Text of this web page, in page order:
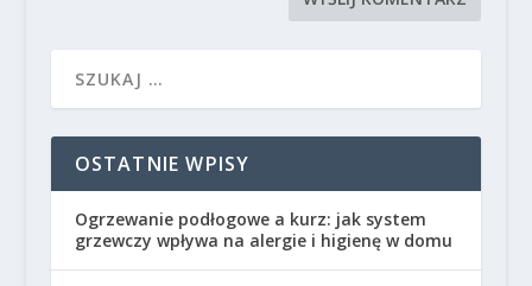
OSTATNIE WPISY
Ogrzewanie podłogowe a kurz: jak system
grzewczy wpływa na alergie i higienę w domu